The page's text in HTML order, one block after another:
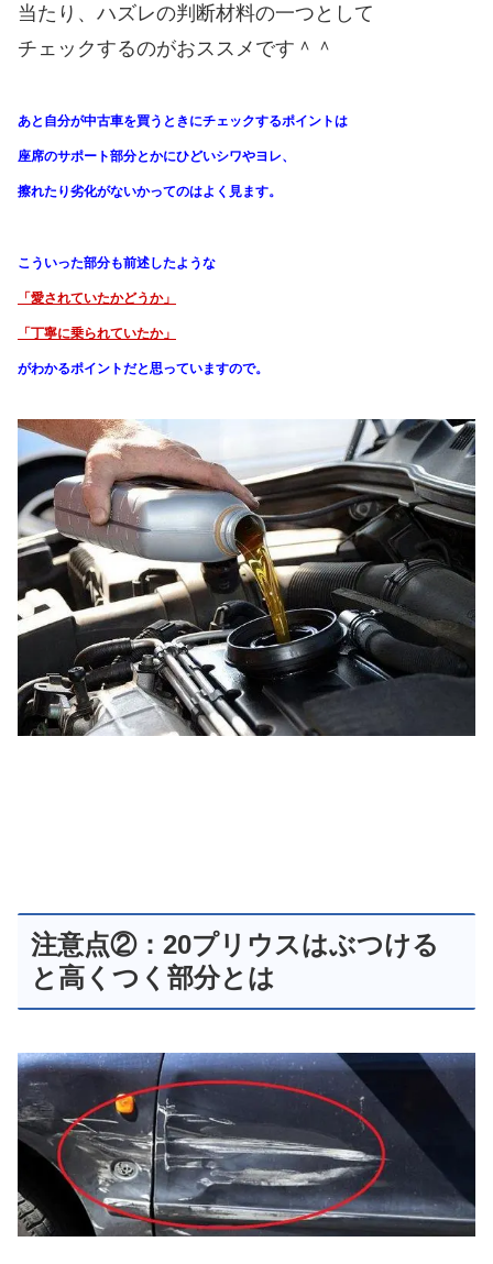
当たり、ハズレの判断材料の一つとして
チェックするのがおススメです＾＾
あと自分が中古車を買うときにチェックするポイントは
座席のサポート部分とかにひどいシワやヨレ、
擦れたり劣化がないかってのはよく見ます。
こういった部分も前述したような
「愛されていたかどうか」
「丁寧に乗られていたか」
がわかるポイントだと思っていますので。
注意点②：20プリウスはぶつける
と高くつく部分とは